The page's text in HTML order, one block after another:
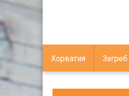
Хорватия Загреб